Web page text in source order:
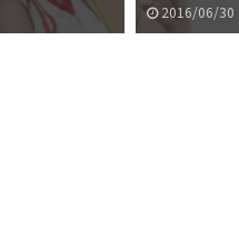
2016/06/30